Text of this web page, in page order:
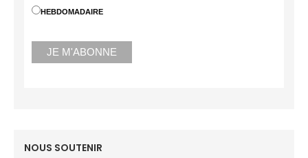
HEBDOMADAIRE
NOUS SOUTENIR